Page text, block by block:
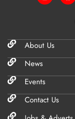
About Us
News
Events
Contact Us